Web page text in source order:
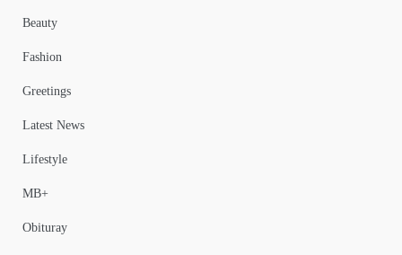
Beauty
Fashion
Greetings
Latest News
Lifestyle
MB+
Obituray